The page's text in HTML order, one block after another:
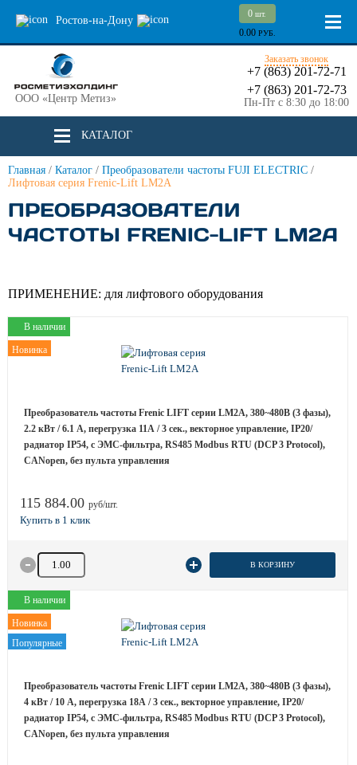
Ростов-на-Дону
0 шт.
0.00 РУБ.
ООО «Центр Метиз»
Заказать звонок
+7 (863) 201-72-71
+7 (863) 201-72-73
Пн-Пт с 8:30 до 18:00
КАТАЛОГ
Главная / Каталог / Преобразователи частоты FUJI ELECTRIC /
Лифтовая серия Frenic-Lift LM2A
ПРЕОБРАЗОВАТЕЛИ
ЧАСТОТЫ FRENIC-LIFT LM2A
ПРИМЕНЕНИЕ: для лифтового оборудования
В наличии
Новинка
Преобразователь частоты Frenic LIFT серии LM2A, 380~480B (3 фазы),
2.2 кВт / 6.1 A, перегрузка 11А / 3 сек., векторное управление, IP20/
радиатор IP54, с ЭМС-фильтра, RS485 Modbus RTU (DCP 3 Protocol),
CANopen, без пульта управления
115 884.00 руб/шт.
Количество товара В КОРЗИНУ
В наличии
Новинка
Популярные
Преобразователь частоты Frenic LIFT серии LM2A, 380~480B (3 фазы),
4 кВт / 10 A, перегрузка 18А / 3 сек., векторное управление, IP20/
радиатор IP54, с ЭМС-фильтра, RS485 Modbus RTU (DCP 3 Protocol),
CANopen, без пульта управления